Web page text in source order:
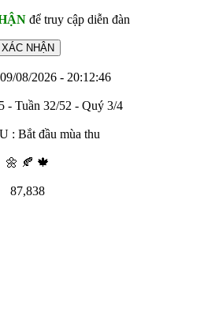
để truy cập diễn đàn
08/2026 - 20:12:46
- Tuần 32/52 - Quý 3/4
: Bắt đầu mùa thu
🌼 🍂 🍁
87,838